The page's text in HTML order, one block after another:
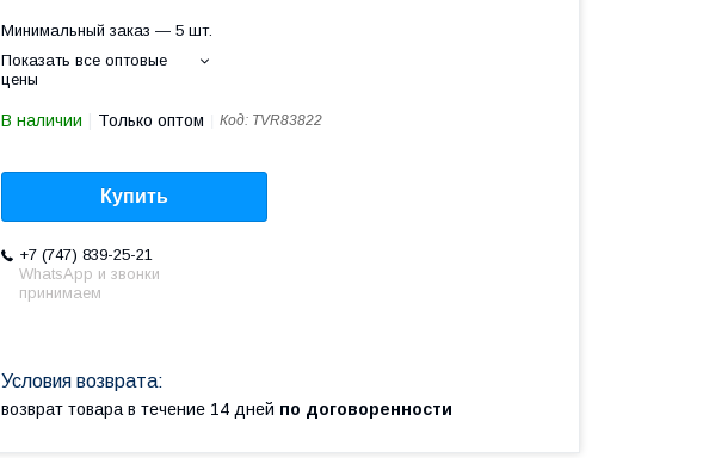
Минимальный заказ — 5 шт.
Показать все оптовые
цены
В наличии Только оптом Код: TVR83822
Купить
+7 (747) 839-25-21
WhatsApp и звонки
принимаем
возврат товара в течение 14 дней по договоренности